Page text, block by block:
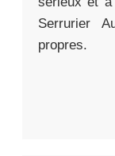
Serrurier
propres.